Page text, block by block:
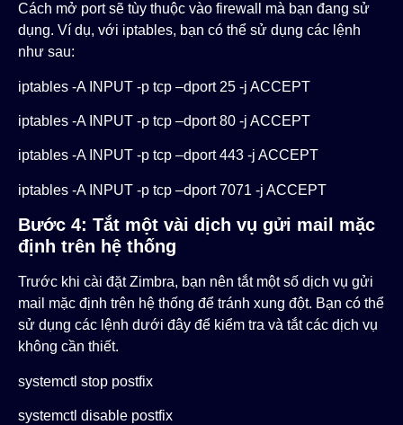
Cách mở port sẽ tùy thuộc vào firewall mà bạn đang sử
dụng. Ví dụ, với iptables, bạn có thể sử dụng các lệnh
như sau:
iptables -A INPUT -p tcp –dport 25 -j ACCEPT
iptables -A INPUT -p tcp –dport 80 -j ACCEPT
iptables -A INPUT -p tcp –dport 443 -j ACCEPT
iptables -A INPUT -p tcp –dport 7071 -j ACCEPT
Bước 4: Tắt một vài dịch vụ gửi mail mặc
định trên hệ thống
Trước khi cài đặt Zimbra, bạn nên tắt một số dịch vụ gửi
mail mặc định trên hệ thống để tránh xung đột. Bạn có thể
sử dụng các lệnh dưới đây để kiểm tra và tắt các dịch vụ
không cần thiết.
systemctl stop postfix
systemctl disable postfix